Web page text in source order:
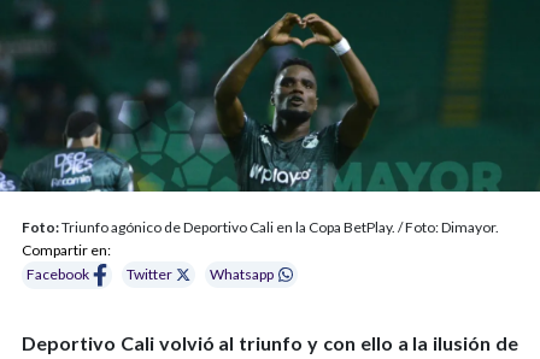
Foto:Triunfo agónico de Deportivo Cali en la Copa BetPlay. / Foto: Dimayor.
Compartir en:
Facebook
Twitter Whatsapp
Deportivo Cali volvió al triunfo y con ello a la ilusión de